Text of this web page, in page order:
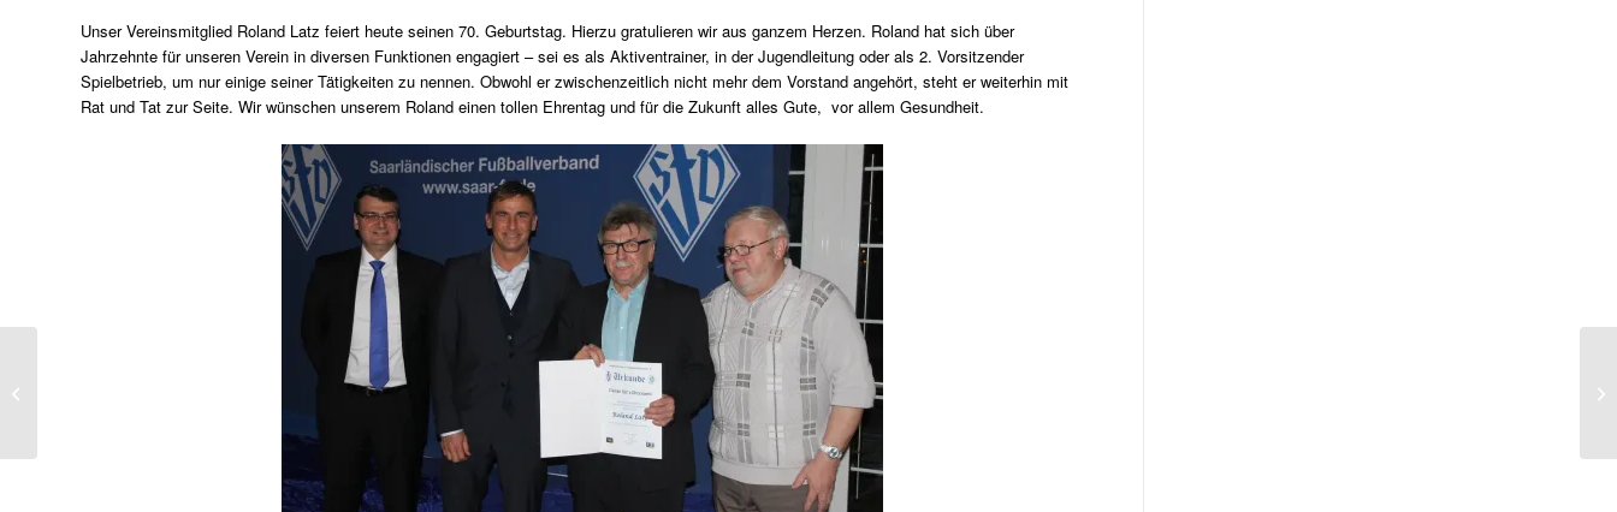
Unser Vereinsmitglied Roland Latz feiert heute seinen 70. Geburtstag. Hierzu gratulieren wir aus ganzem Herzen. Roland hat sich über
Jahrzehnte für unseren Verein in diversen Funktionen engagiert – sei es als Aktiventrainer, in der Jugendleitung oder als 2. Vorsitzender
Spielbetrieb, um nur einige seiner Tätigkeiten zu nennen. Obwohl er zwischenzeitlich nicht mehr dem Vorstand angehört, steht er weiterhin mit
Rat und Tat zur Seite. Wir wünschen unserem Roland einen tollen Ehrentag und für die Zukunft alles Gute, vor allem Gesundheit.